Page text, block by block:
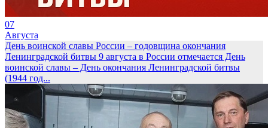
07
Августа
День воинской славы России – годовщина окончания
Ленинградской битвы 9 августа в России отмечается День
воинской славы – День окончания Ленинградской битвы
(1944 год...